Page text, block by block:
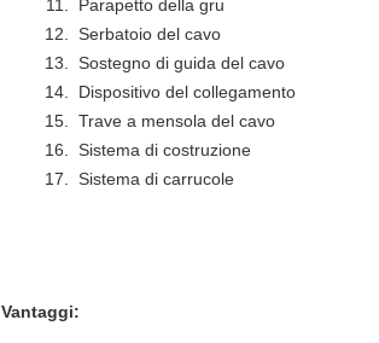
Parapetto della gru
Serbatoio del cavo
Sostegno di guida del cavo
Dispositivo del collegamento
Trave a mensola del cavo
Sistema di costruzione
Sistema di carrucole
Vantaggi: